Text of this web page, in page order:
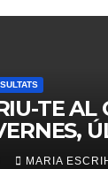
TE AL
MARIA